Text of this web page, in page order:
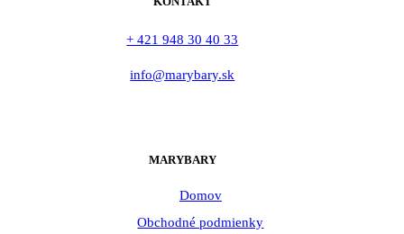
+ 421 948 30 40 33
info@marybary.sk
MARYBARY
Domov
Obchodné podmienky